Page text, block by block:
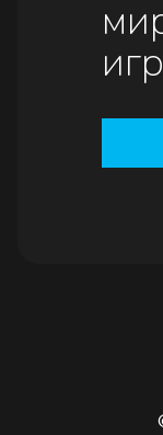
игр